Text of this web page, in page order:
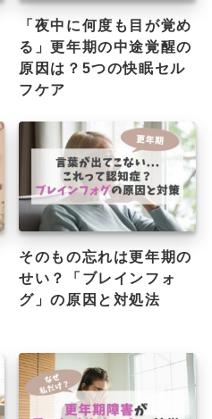
「夜中に何度も目が覚め
る」更年期の中途覚醒の
原因は？5つの快眠セル
フケア
そのもの忘れは更年期の
せい？「ブレインフォ
グ」の原因と対処法